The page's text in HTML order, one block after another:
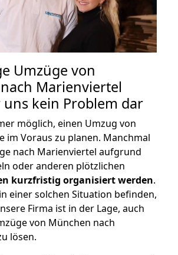
Umzüge von
Marienviertel
kein Problem dar
möglich, einen Umzug von
im Voraus zu planen. Manchmal
nach Marienviertel aufgrund
oder anderen plötzlichen
kurzfristig organisiert werden.
einer solchen Situation befinden,
Firma ist in der Lage, auch
von München nach
lösen.